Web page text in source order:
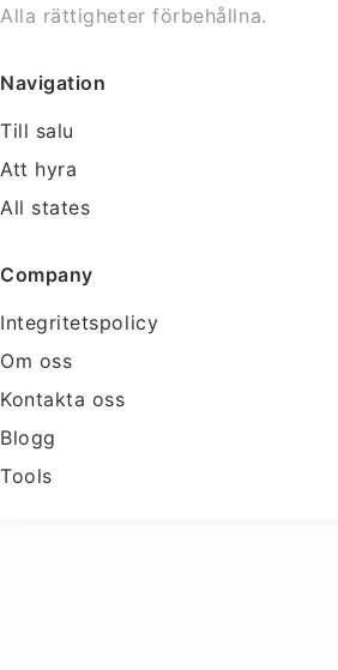
Alla rättigheter förbehållna.
Navigation
Till salu
Att hyra
All states
Company
Integritetspolicy
Om oss
Kontakta oss
Blogg
Tools